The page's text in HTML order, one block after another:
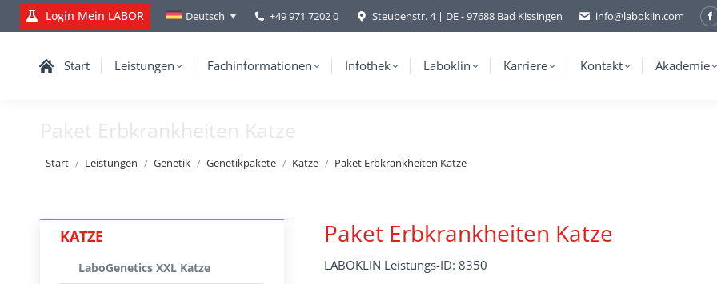
Login Mein LABOR Deutsch +49 971 7202 0 Steubenstr. 4 | DE - 97688 Bad Kissingen info@laboklin.com
Start Leistungen Fachinformationen Infothek Laboklin Karriere Kontakt Akademie
Paket Erbkrankheiten Katze
Sie befinden sich hier:
Start Leistungen Genetik Genetikpakete Katze Paket Erbkrankheiten Katze
Paket Erbkrankheiten Katze
LABOKLIN Leistungs-ID: 8350
KATZE
LaboGenetics XXL Katze